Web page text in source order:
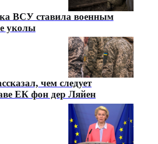
ВСУ ставила военным
уколы
чем следует
ЕК фон дер Ляйен